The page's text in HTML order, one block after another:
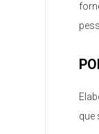
que